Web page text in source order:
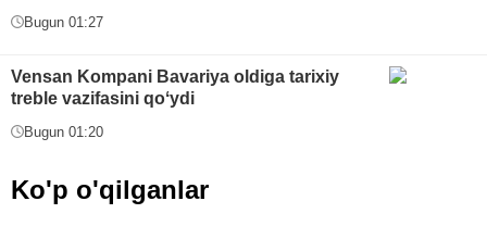
Bugun 01:27
Vensan Kompani Bavariya oldiga tarixiy
treble vazifasini qoʻydi
Bugun 01:20
Ko'p o'qilganlar